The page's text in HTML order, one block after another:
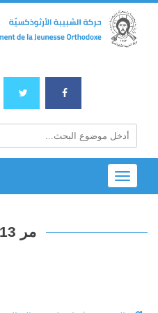
Toggle
navigation
مر 13: 1-8